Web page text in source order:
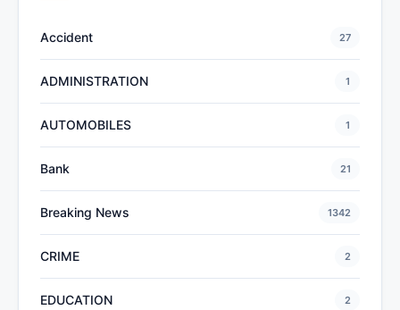
Accident 27
ADMINISTRATION 1
AUTOMOBILES 1
Bank 21
Breaking News 1342
CRIME 2
EDUCATION 2